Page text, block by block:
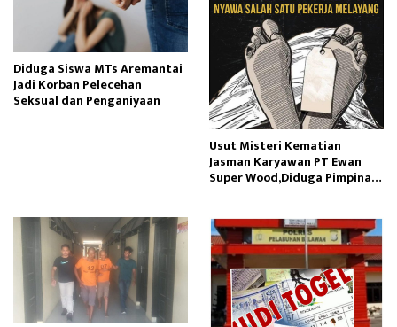
Diduga Siswa MTs Aremantai
Jadi Korban Pelecehan
Seksual dan Penganiyaan
Usut Misteri Kematian
Jasman Karyawan PT Ewan
Super Wood,Diduga Pimpinan